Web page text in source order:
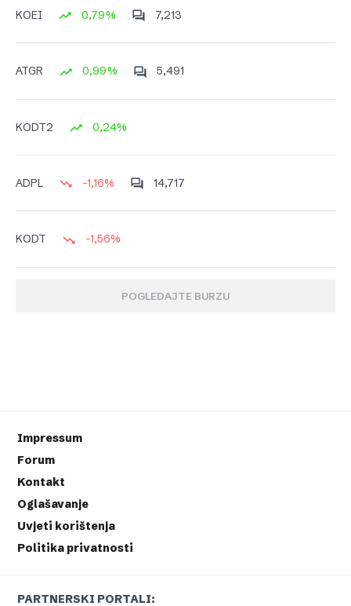
KOEI 0,79% 7,213
ATGR 0,99% 5,491
KODT2 0,24%
ADPL -1,16% 14,717
KODT -1,56%
POGLEDAJTE BURZU
Impressum
Forum
Kontakt
Oglašavanje
Uvjeti korištenja
Politika privatnosti
PARTNERSKI PORTALI: